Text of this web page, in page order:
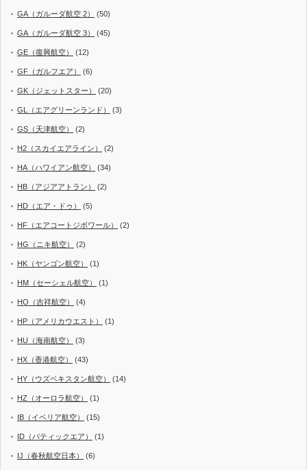
GA（ガルーダ航空 2） (50)
GA（ガルーダ航空 3） (45)
GE（復興航空） (12)
GF（ガルフエア） (6)
GK（ジェットスター） (20)
GL（エアグリーンランド） (3)
GS（天津航空） (2)
H2（スカイエアライン） (2)
HA（ハワイアン航空） (34)
HB（アジアアトラン） (2)
HD（エア・ドゥ） (5)
HF（エアコートジボワール） (2)
HG（ニキ航空） (2)
HK（ヤンゴン航空） (1)
HM（セーシェル航空） (1)
HO（吉祥航空） (4)
HP（アメリカウエスト） (1)
HU（海南航空） (3)
HX（香港航空） (43)
HY（ウズベキスタン航空） (14)
HZ（オーロラ航空） (1)
IB（イベリア航空） (15)
ID（バティックエア） (1)
IJ（春秋航空日本） (6)